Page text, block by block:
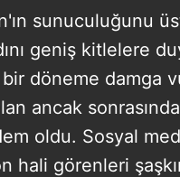
sunuculuğunu
geniş kitlelere
bir döneme damga
ancak
oldu. Sosyal
hali görenleri